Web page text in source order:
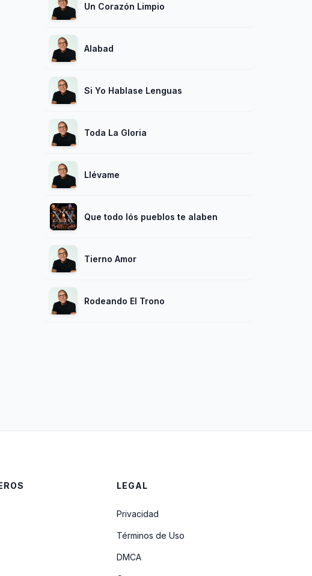
Un Corazón Limpio
Alabad
Si Yo Hablase Lenguas
Toda La Gloria
Llévame
Que todo lós pueblos te alaben
Tierno Amor
Rodeando El Trono
LEGAL
Privacidad
Términos de Uso
DMCA